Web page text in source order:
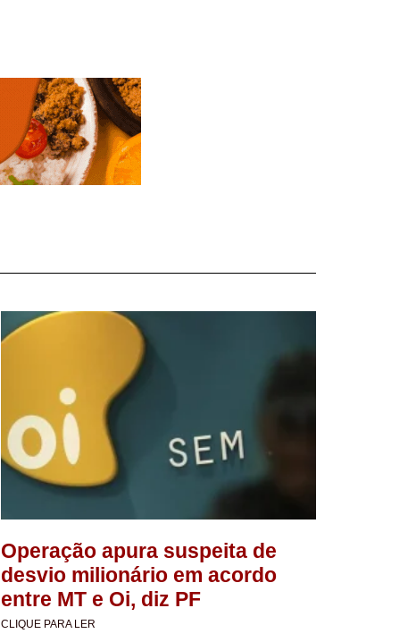
Operação apura suspeita de
desvio milionário em acordo
entre MT e Oi, diz PF
CLIQUE PARA LER